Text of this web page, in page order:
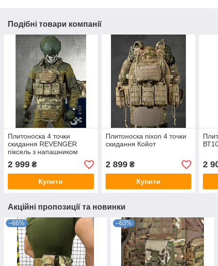
Подібні товари компанії
Плитоноска 4 точки
скидання REVENGER
піксель з напашником
ВТ5041
2 999 ₴
Купити
Плитоноска nixon 4 точки
скидання Койот
2 899₴
Купити
2
Акційні пропозиції та новинки
–66% –63%